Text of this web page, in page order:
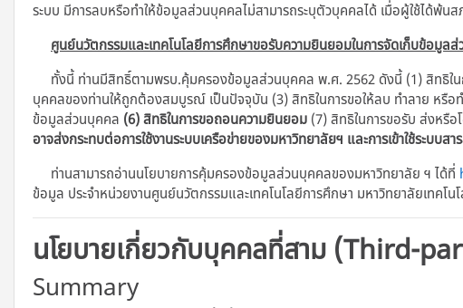
ระบบ มีการลบหรือทำให้ข้อมูลส่วนบุคคลไม่สามารถระบุตัวบุคคลได้ เมื่อผู้ใช้ได้พ้น
ศูนย์นวัตกรรมและเทคโนโลยีการศึกษาขอรับความยินยอมในการจัดเก็บข้อมูล
ทั้งนี้ ท่านมีสิทธิ์ตามพรบ.คุ้มครองข้อมูลส่วนบุคคล พ.ศ. 2562 ดังนี้ (1) สิทธิในกา
บุคคลของท่านให้ถูกต้องสมบูรณ์ เป็นปัจจุบัน (3) สิทธิในการขอให้ลบ ทำลาย หรือ
ข้อมูลส่วนบุคคล (6) สิทธิในการขอถอนความยินยอม (7) สิทธิในการขอรับ ส่งหรื
อาจส่งกระทบต่อการใช้งานระบบเครือข่ายของมหาวิทยาลัยฯ และการเข้าใช้ระบบสา
ท่านสามารถอ่านนโยบายการคุ้มครองข้อมูลส่วนบุคคลของมหาวิทยาลัย ฯ ได้ที่
ข้อมูล ประจําหน่วยงานศูนย์นวัตกรรมและเทคโนโลยีการศึกษา มหาวิทยาลัยเทค
นโยบายเกี่ยวกับบุคคลที่สาม (Third-
Summary